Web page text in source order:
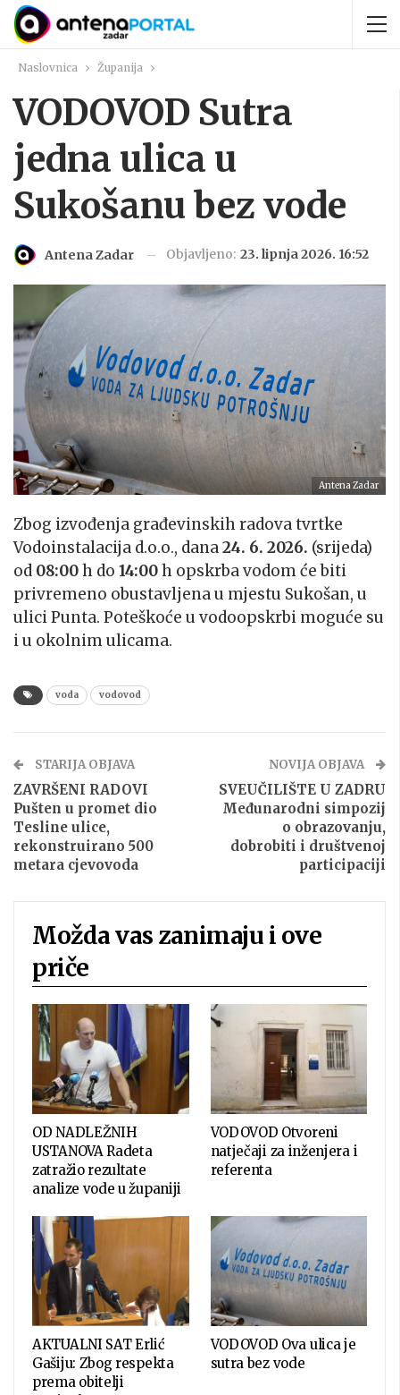
Naslovnica Županija
VODOVOD Sutra
jedna ulica u
Sukošanu bez vode
Antena Zadar Objavljeno: 23. lipnja 2026. 16:52
Antena Zadar
Zbog izvođenja građevinskih radova tvrtke
Vodoinstalacija d.o.o., dana24. 6. 2026. (srijeda)
od 08:00h do 14:00h opskrba vodom će biti
privremeno obustavljena u mjestu Sukošan, u
ulici Punta. Poteškoće u vodoopskrbi moguće su
i u okolnim ulicama.
voda vodovod
STARIJA OBJAVA
ZAVRŠENI RADOVI
Pušten u promet dio
Tesline ulice,
rekonstruirano 500
metara cjevovoda
NOVIJA OBJAVA
SVEUČILIŠTE U ZADRU
Međunarodni simpozij
o obrazovanju,
dobrobiti i društvenoj
participaciji
Možda vas zanimaju i ove
priče
OD NADLEŽNIH
USTANOVA Radeta
zatražio rezultate
analize vode u županiji
VODOVOD Otvoreni
natječaji za inženjera i
referenta
AKTUALNI SAT Erlić
Gašiju: Zbog respekta
prema obitelji
VODOVOD Ova ulica je
sutra bez vode